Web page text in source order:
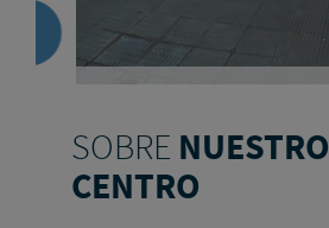
SOBRE NUESTRO
CENTRO